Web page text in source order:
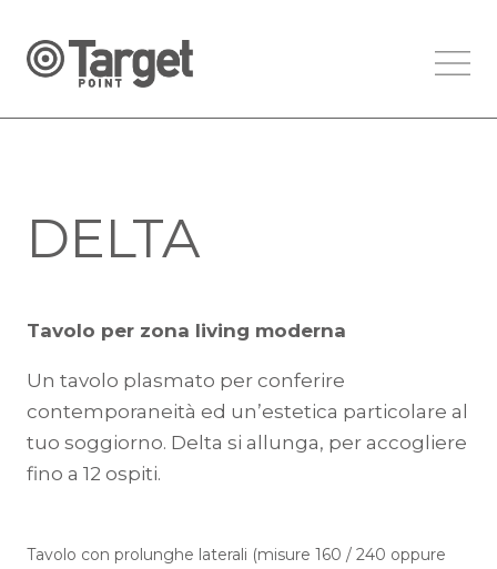
DELTA
Tavolo per zona living moderna
Un tavolo plasmato per conferire
contemporaneità ed un’estetica particolare al
tuo soggiorno. Delta si allunga, per accogliere
fino a 12 ospiti.
Tavolo con prolunghe laterali (misure 160 / 240 oppure